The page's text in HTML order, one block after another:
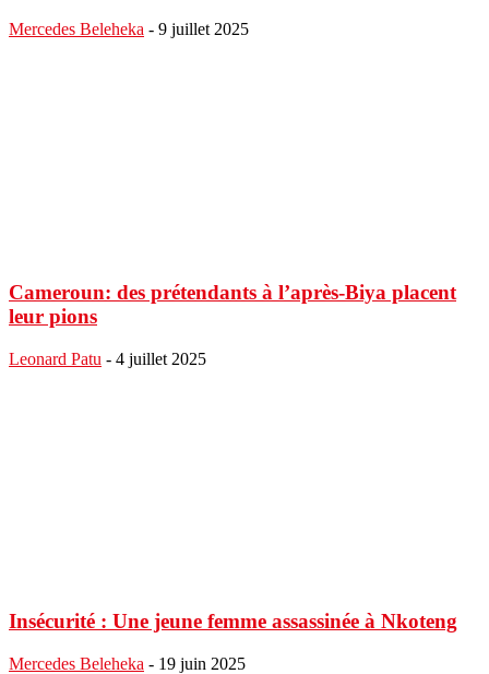
Mercedes Beleheka - 9 juillet 2025
Cameroun: des prétendants à l’après-Biya placent
leur pions
Leonard Patu - 4 juillet 2025
Insécurité : Une jeune femme assassinée à Nkoteng
Mercedes Beleheka - 19 juin 2025